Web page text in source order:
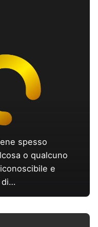
spesso
o qualcuno
e
di…